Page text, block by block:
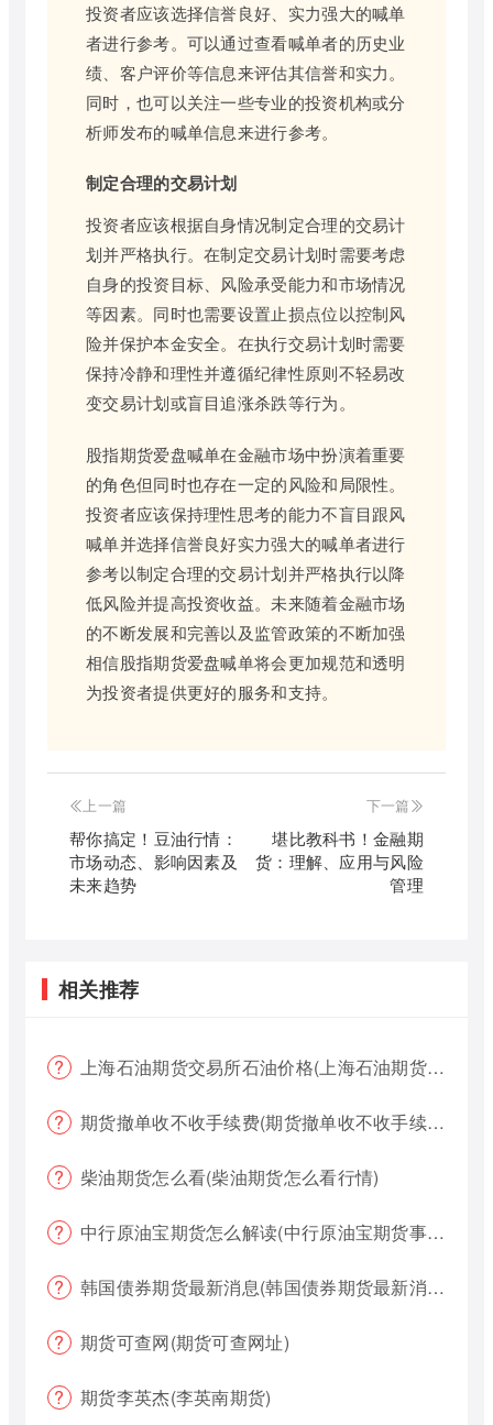
投资者应该选择信誉良好、实力强大的喊单
者进行参考。可以通过查看喊单者的历史业
绩、客户评价等信息来评估其信誉和实力。
同时，也可以关注一些专业的投资机构或分
析师发布的喊单信息来进行参考。
制定合理的交易计划
投资者应该根据自身情况制定合理的交易计
划并严格执行。在制定交易计划时需要考虑
自身的投资目标、风险承受能力和市场情况
等因素。同时也需要设置止损点位以控制风
险并保护本金安全。在执行交易计划时需要
保持冷静和理性并遵循纪律性原则不轻易改
变交易计划或盲目追涨杀跌等行为。
股指期货爱盘喊单在金融市场中扮演着重要
的角色但同时也存在一定的风险和局限性。
投资者应该保持理性思考的能力不盲目跟风
喊单并选择信誉良好实力强大的喊单者进行
参考以制定合理的交易计划并严格执行以降
低风险并提高投资收益。未来随着金融市场
的不断发展和完善以及监管政策的不断加强
相信股指期货爱盘喊单将会更加规范和透明
为投资者提供更好的服务和支持。
上一篇
帮你搞定！豆油行情：
市场动态、影响因素及
未来趋势
下一篇
堪比教科书！金融期
货：理解、应用与风险
管理
相关推荐
上海石油期货交易所石油价格(上海石油期货交易所石油价格查询)
期货撤单收不收手续费(期货撤单收不收手续费用)
柴油期货怎么看(柴油期货怎么看行情)
中行原油宝期货怎么解读(中行原油宝期货事件)
韩国债券期货最新消息(韩国债券期货最新消息新闻)
期货可查网(期货可查网址)
期货李英杰(李英南期货)